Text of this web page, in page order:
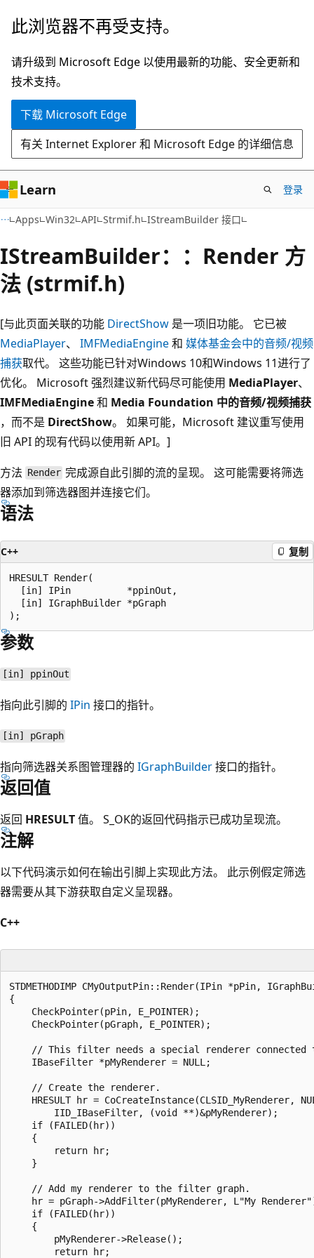
跳
主
要
内
此浏览器不再受支持。
请升级到 Microsoft Edge 以使用最新的功能、安全更新和
技术支持。
下载 Microsoft Edge
有关 Internet Explorer 和 Microsoft Edge 的详细信息
Learn 登录
Apps Win32 API Strmif.h IStreamBuilder 接口
IStreamBuilder：：Render 方
法 (strmif.h)
[与此页面关联的功能 DirectShow 是一项旧功能。 它已被
MediaPlayer、 IMFMediaEngine和 媒体基金会中的音频/视频
捕获取代。 这些功能已针对Windows 10和Windows 11进行了
优化。 Microsoft 强烈建议新代码尽可能使用 MediaPlayer、
IMFMediaEngine和 Media Foundation 中的音频/视频捕获
，而不是 DirectShow。 如果可能，Microsoft 建议重写使用
旧 API 的现有代码以使用新 API。]
方法 Render 完成源自此引脚的流的呈现。 这可能需要将筛选
器添加到筛选器图并连接它们。
语法
C++ 复制
HRESULT Render(
  [in] IPin          *ppinOut,
  [in] IGraphBuilder *pGraph
参数
[in] ppinOut
指向此引脚的 IPin 接口的指针。
[in] pGraph
指向筛选器关系图管理器的 IGraphBuilder接口的指针。
返回值
返回 HRESULT值。 S_OK的返回代码指示已成功呈现流。
注解
以下代码演示如何在输出引脚上实现此方法。 此示例假定筛选
器需要从其下游获取自定义呈现器。
C++
STDMETHODIMP CMyOutputPin::Render(IPin *pPin,
{
    CheckPointer(pPin, E_POINTER);
    CheckPointer(pGraph, E_POINTER);
// This filter needs a special renderer connected
    IBaseFilter *pMyRenderer = NULL;
    // Create the renderer.
HRESULT hr = CoCreateInstance(CLSID_MyRenderer,
        IID_IBaseFilter, (void **)&pMyRenderer);
    if (FAILED(hr))
    {
        return hr;
    }
    // Add my renderer to the filter graph.
hr = pGraph->AddFilter(pMyRenderer, L"My
    if (FAILED(hr))
    {
        pMyRenderer->Release();
        return hr;